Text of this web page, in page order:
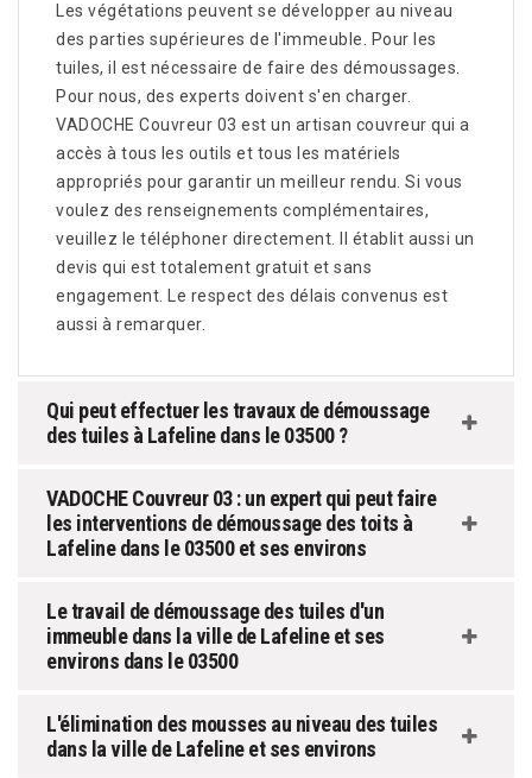
Les végétations peuvent se développer au niveau
des parties supérieures de l'immeuble. Pour les
tuiles, il est nécessaire de faire des démoussages.
Pour nous, des experts doivent s'en charger.
VADOCHE Couvreur 03 est un artisan couvreur qui a
accès à tous les outils et tous les matériels
appropriés pour garantir un meilleur rendu. Si vous
voulez des renseignements complémentaires,
veuillez le téléphoner directement. Il établit aussi un
devis qui est totalement gratuit et sans
engagement. Le respect des délais convenus est
aussi à remarquer.
Qui peut effectuer les travaux de démoussage
des tuiles à Lafeline dans le 03500 ?
VADOCHE Couvreur 03 : un expert qui peut faire
les interventions de démoussage des toits à
Lafeline dans le 03500 et ses environs
Le travail de démoussage des tuiles d'un
immeuble dans la ville de Lafeline et ses
environs dans le 03500
L'élimination des mousses au niveau des tuiles
dans la ville de Lafeline et ses environs